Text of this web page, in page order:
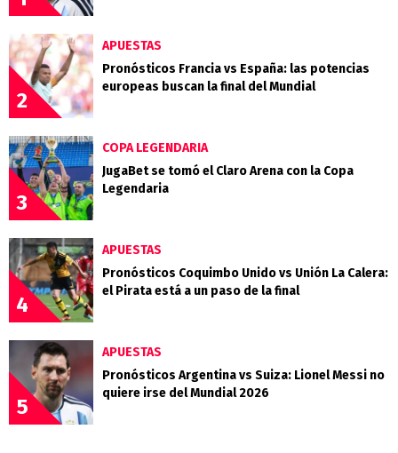
2
APUESTAS
Pronósticos Francia vs España: las potencias
europeas buscan la final del Mundial
3
COPA LEGENDARIA
JugaBet se tomó el Claro Arena con la Copa
Legendaria
4
APUESTAS
Pronósticos Coquimbo Unido vs Unión La Calera:
el Pirata está a un paso de la final
5
APUESTAS
Pronósticos Argentina vs Suiza: Lionel Messi no
quiere irse del Mundial 2026